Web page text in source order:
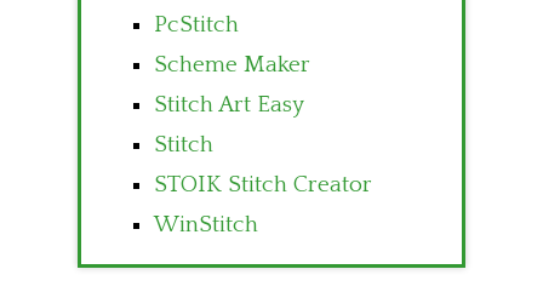
PcStitch
Scheme Maker
Stitch Art Easy
Stitch
STOIK Stitch Creator
WinStitch